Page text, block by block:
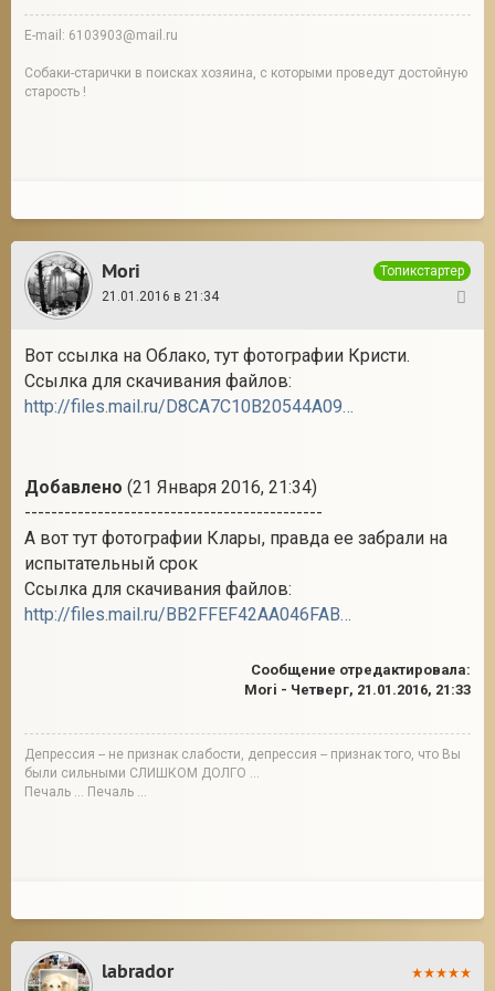
E-mail: 6103903@mail.ru
Собаки-старички в поисках хозяина, с которыми проведут достойную
старость !
Mori
Топикстартер
21.01.2016 в 21:34
Вот ссылка на Облако, тут фотографии Кристи.
Ссылка для скачивания файлов:
http://files.mail.ru/D8CA7C10B20544A09BE0FDB1C273CFC2
Добавлено (21 Января 2016, 21:34)
---------------------------------------------
А вот тут фотографии Клары, правда ее забрали на
испытательный срок
Ссылка для скачивания файлов:
http://files.mail.ru/BB2FFEF42AA046FAB5D2C30CAB668BD4
Сообщение отредактировала:
Mori - Четверг, 21.01.2016, 21:33
Депрессия -- не признак слабости, депрессия -- признак того, что Вы
были сильными СЛИШКОМ ДОЛГО ...
Печаль ... Печаль ...
labrador